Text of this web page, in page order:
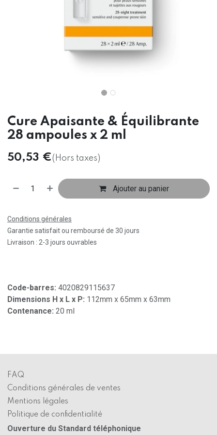
Cure Apaisante & Équilibrante
28 ampoules x 2 ml
50,53 €(Hors taxes)
Ajouter au panier
Conditions générales
Garantie satisfait ou remboursé de 30 jours
Livraison : 2-3 jours ouvrables
Code-barres: 4020829115637
Dimensions H x L x P: 112mm x 65mm x 63mm
Contenance: 20 ml
FAQ
Conditions générales de ventes
Mentions légales
Politique de confidentialité
Ouverture du Standard téléphonique